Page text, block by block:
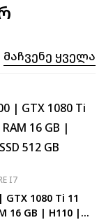
Მაჩვენე Ყველა
I7
GTX 1080 Ti 11
16 GB | H110 |